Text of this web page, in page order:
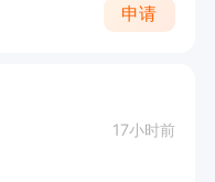
申请
17小时前